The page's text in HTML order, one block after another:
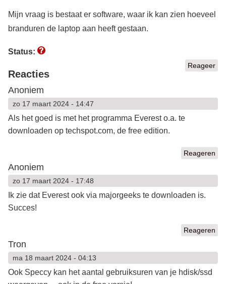
Mijn vraag is bestaat er software, waar ik kan zien hoeveel
branduren de laptop aan heeft gestaan.
Status:
Reageer
Reacties
Anoniem
zo 17 maart 2024 - 14:47
Als het goed is met het programma Everest o.a. te
downloaden op techspot.com, de free edition.
Reageren
Anoniem
zo 17 maart 2024 - 17:48
Ik zie dat Everest ook via majorgeeks te downloaden is.
Succes!
Reageren
Tron
ma 18 maart 2024 - 04:13
Ook Speccy kan het aantal gebruiksuren van je hdisk/ssd